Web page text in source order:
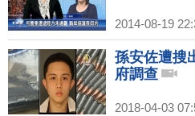
2014-08-19
孫安佐遭搜
府調查
2018-04-03